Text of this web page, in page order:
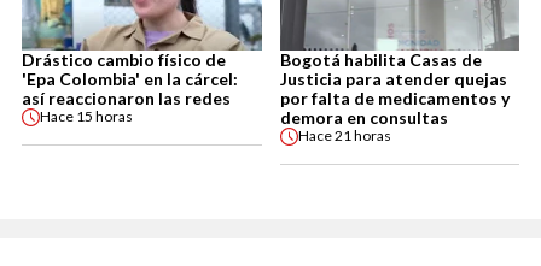
Drástico cambio físico de
'Epa Colombia' en la cárcel:
así reaccionaron las redes
Hace 15 horas
Bogotá habilita Casas de
Justicia para atender quejas
por falta de medicamentos y
demora en consultas
Hace21 horas